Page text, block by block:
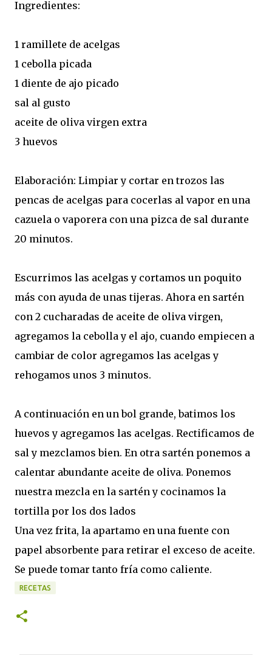
Ingredientes:
1 ramillete de acelgas
1 cebolla picada
1 diente de ajo picado
sal al gusto
aceite de oliva virgen extra
3 huevos
Elaboración: Limpiar y cortar en trozos las
pencas de acelgas para cocerlas al vapor en una
cazuela o vaporera con una pizca de sal durante
20 minutos.
Escurrimos las acelgas y cortamos un poquito
más con ayuda de unas tijeras. Ahora en sartén
con 2 cucharadas de aceite de oliva virgen,
agregamos la cebolla y el ajo, cuando empiecen a
cambiar de color agregamos las acelgas y
rehogamos unos 3 minutos.
A continuación en un bol grande, batimos los
huevos y agregamos las acelgas. Rectificamos de
sal y mezclamos bien. En otra sartén ponemos a
calentar abundante aceite de oliva. Ponemos
nuestra mezcla en la sartén y cocinamos la
tortilla por los dos lados
Una vez frita, la apartamo en una fuente con
papel absorbente para retirar el exceso de aceite.
Se puede tomar tanto fría como caliente.
RECETAS